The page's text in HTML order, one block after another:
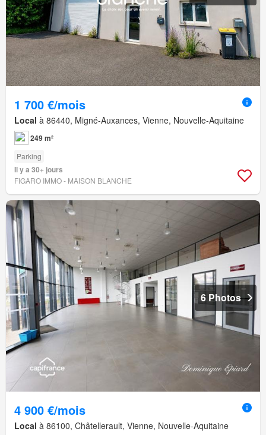
1 700 €/mois
Local à 86440, Migné-Auxances, Vienne, Nouvelle-Aquitaine
249 m²
Parking
Il y a 30+ jours
FIGARO IMMO - MAISON BLANCHE
6 Photos
4 900 €/mois
Local à 86100, Châtellerault, Vienne, Nouvelle-Aquitaine